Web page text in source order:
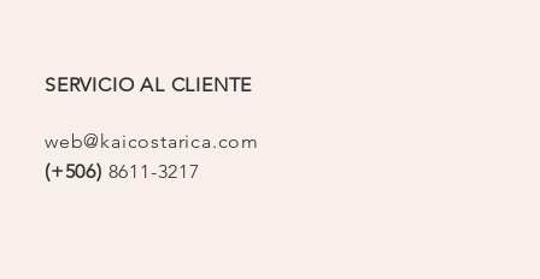
SERVICIO AL CLIENTE
web@kaicostarica.com
(+506) 8611-3217